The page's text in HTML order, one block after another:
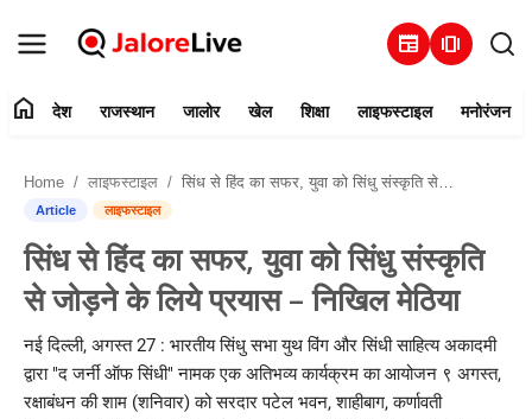
newspaper amp_stories
संपर्क करें
देश
जालोर
home देश राजस्थान जालोर खेल शिक्षा लाइफस्टाइल मनोरंजन
Home लाइफस्टाइल सिंध से हिंद का सफर, युवा को सिंधु संस्कृति से जोड़ने के लिये प्रयास – निखिल मेठिया
Article लाइफस्टाइल
सिंध से हिंद का सफर, युवा को सिंधु संस्कृति
से जोड़ने के लिये प्रयास – निखिल मेठिया
नई दिल्ली, अगस्त 27 : भारतीय सिंधु सभा युथ विंग और सिंधी साहित्य अकादमी
द्वारा "द जर्नी ऑफ सिंधी" नामक एक अतिभव्य कार्यक्रम का आयोजन ९ अगस्त,
रक्षाबंधन की शाम (शनिवार) को सरदार पटेल भवन, शाहीबाग, कर्णावती